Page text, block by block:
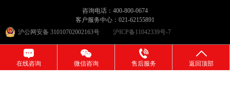
咨询电话：400-800-0674
客户服务中心：021-62155891
沪公网安备 31010702002163号
沪ICP备11042339号-7
在线咨询 微信咨询 售后服务 返回顶部